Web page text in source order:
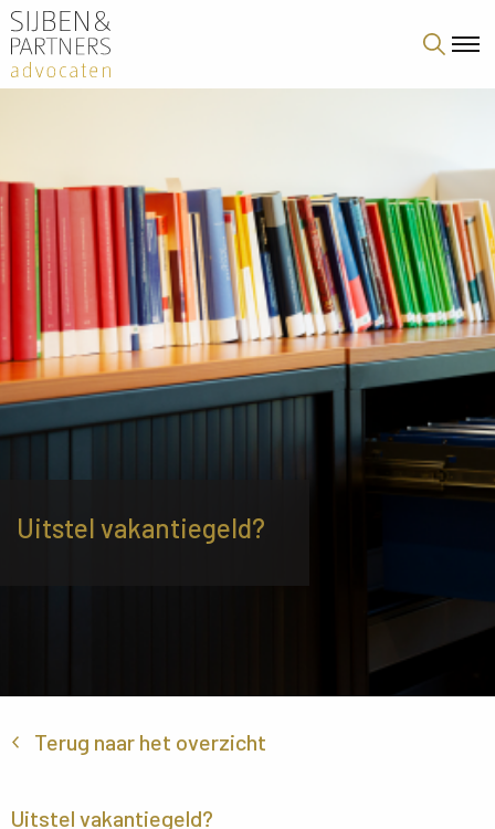
Uitstel vakantiegeld?
Terug naar het overzicht
Uitstel vakantiegeld?